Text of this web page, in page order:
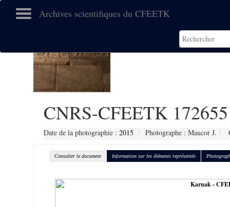
Archives scientifiques du CFEETK
CNRS-CFEETK 172655
Date de la photographie : 2015 Photographe : Maucor J.
Consulter le document Information sur les éléments représentés